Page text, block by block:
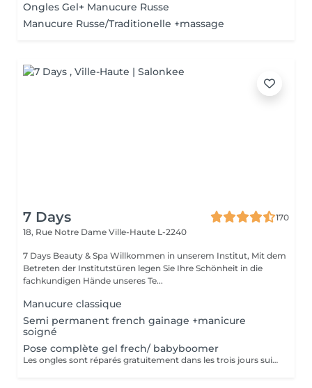
Ongles Gel+ Manucure Russe
Manucure Russe/Traditionelle +massage
7 Days
170
18, Rue Notre Dame Ville-Haute L-2240
7 Days Beauty & Spa Willkommen in unserem Institut, Mit dem
Betreten der Institutstüren legen Sie Ihre Schönheit in die
fachkundigen Hände unseres Te...
Manucure classique
Semi permanent french gainage +manicure
soigné
Pose complète gel frech/ babyboomer
Les ongles sont réparés gratuitement dans les trois jours suivant le service ! A partir du quatrième jour la prestation est payante.